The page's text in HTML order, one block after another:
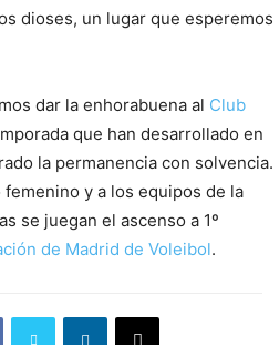
dioses, un lugar que esperemos
dar la enhorabuena al Club
que han desarrollado en
la permanencia con solvencia.
y a los equipos de la
se juegan el ascenso a 1º
de Madrid de Voleibol.